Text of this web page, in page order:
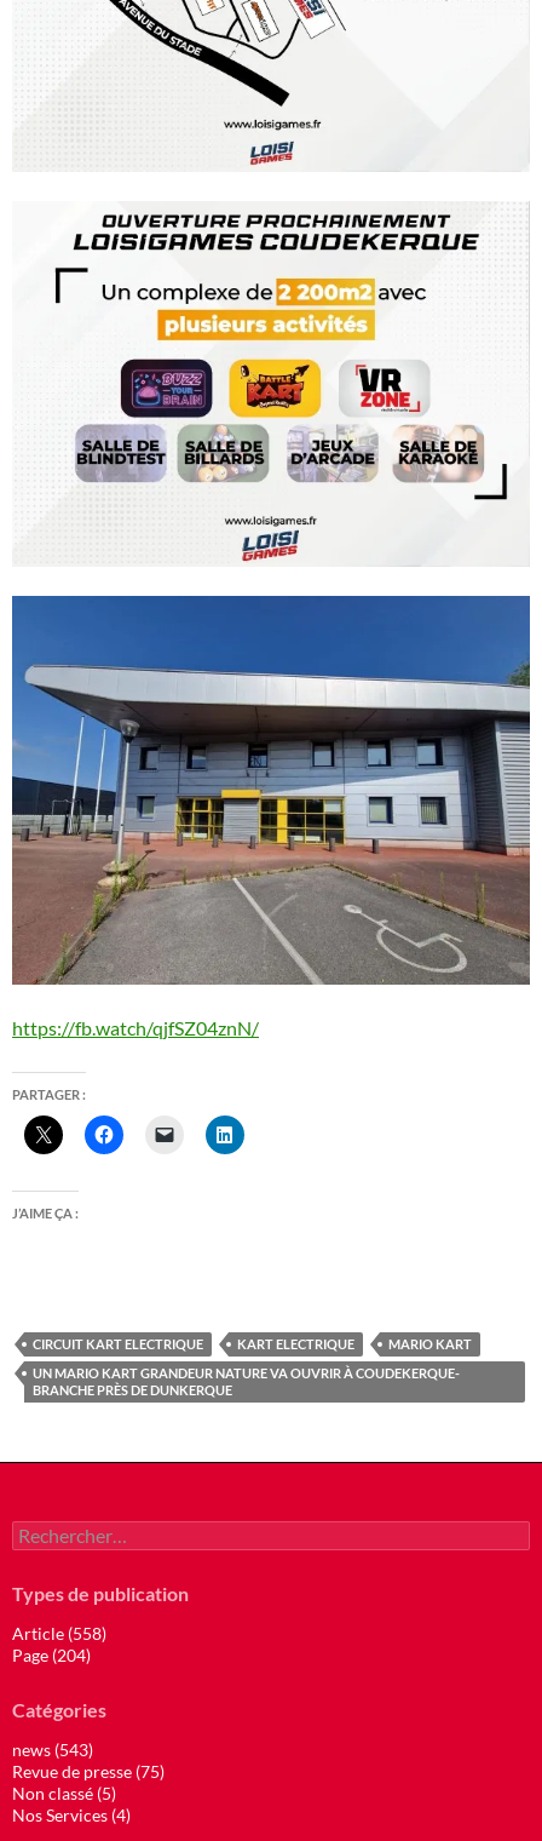
https://fb.watch/qjfSZ04znN/
PARTAGER :
J’AIME ÇA :
CIRCUIT KART ELECTRIQUE KART ELECTRIQUE
MARIO KART
UN MARIO KART GRANDEUR NATURE VA OUVRIR À COUDEKERQUE-
BRANCHE PRÈS DE DUNKERQUE
Rechercher :
Types de publication
Article (558)
Page (204)
Catégories
news (543)
Revue de presse (75)
Non classé (5)
Nos Services (4)